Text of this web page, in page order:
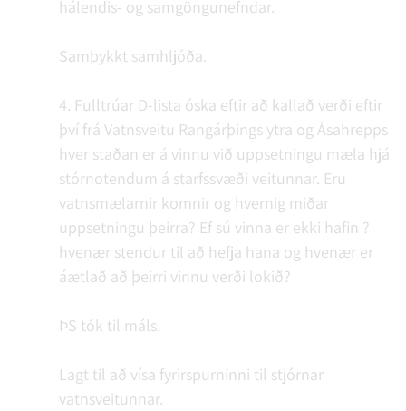
hálendis- og samgöngunefndar.
Samþykkt samhljóða.
4. Fulltrúar D-lista óska eftir að kallað verði eftir
því frá Vatnsveitu Rangárþings ytra og Ásahrepps
hver staðan er á vinnu við uppsetningu mæla hjá
stórnotendum á starfssvæði veitunnar. Eru
vatnsmælarnir komnir og hvernig miðar
uppsetningu þeirra? Ef sú vinna er ekki hafin ?
hvenær stendur til að hefja hana og hvenær er
áætlað að þeirri vinnu verði lokið?
ÞS tók til máls.
Lagt til að vísa fyrirspurninni til stjórnar
vatnsveitunnar.